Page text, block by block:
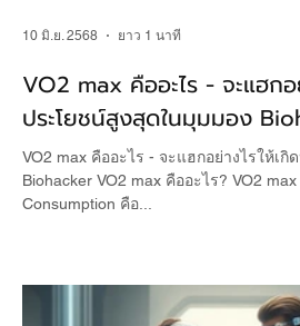
VO2 max คืออะไร - จะแฮกอ
ประโยชน์สูงสุดในมุมมอง
VO2 max คืออะไร - จะแฮกอย่างไรให้เ
Biohacker VO2 max คืออะไร? VO2
Consumption คือ...
10 มิ.ย. 2568 ยาว 1 นาที